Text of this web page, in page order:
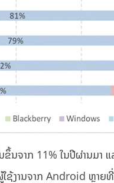
ນຈາກ 11% ໃນປີຜ່ານມາ
ໃຊ້ງານຈາກ Android ຫຼ